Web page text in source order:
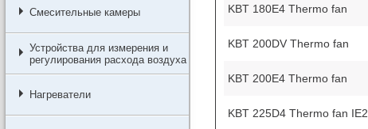
Смесительные камеры
Устройства для измерения и
регулирования расхода воздуха
Нагреватели
KBT 180E4 Thermo fan
KBT 200DV Thermo fan
KBT 200E4 Thermo fan
KBT 225D4 Thermo fan IE2